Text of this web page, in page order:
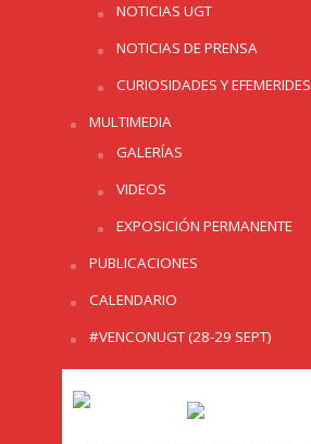
NOTICIAS UGT
NOTICIAS DE PRENSA
CURIOSIDADES Y EFEMERIDES
MULTIMEDIA
GALERÍAS
VIDEOS
EXPOSICIÓN PERMANENTE
PUBLICACIONES
CALENDARIO
#VENCONUGT (28-29 SEPT)